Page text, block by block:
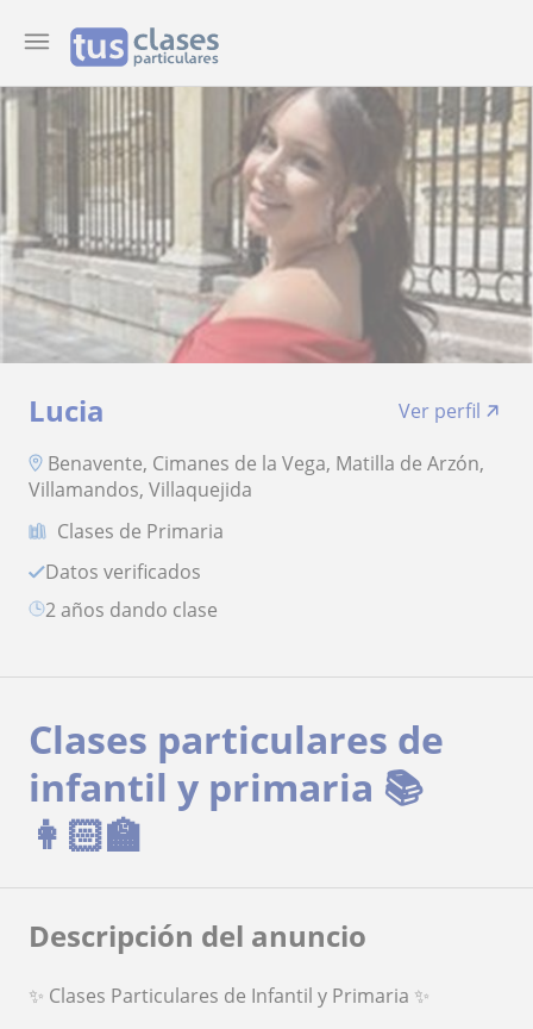
Lucia
Ver perfil
Benavente, Cimanes de la Vega, Matilla de Arzón,
Villamandos, Villaquejida
Clases de Primaria
Datos verificados
2 años dando clase
Clases particulares de
infantil y primaria 📚
👩🏻‍🏫
Descripción del anuncio
✨ Clases Particulares de Infantil y Primaria ✨